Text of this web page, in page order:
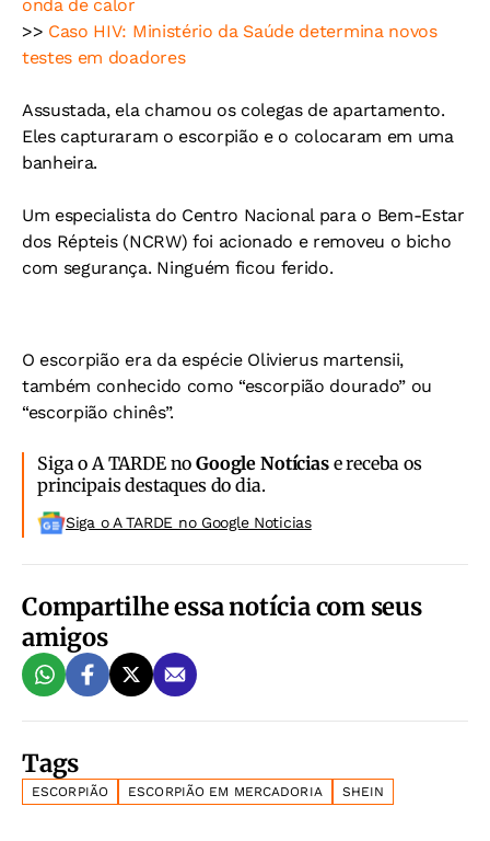
onda de calor
>> Caso HIV: Ministério da Saúde determina novos
testes em doadores
Assustada, ela chamou os colegas de apartamento.
Eles capturaram o escorpião e o colocaram em uma
banheira.
Um especialista do Centro Nacional para o Bem-Estar
dos Répteis (NCRW) foi acionado e removeu o bicho
com segurança. Ninguém ficou ferido.
O escorpião era da espécie Olivierus martensii,
também conhecido como “escorpião dourado” ou
“escorpião chinês”.
Siga o A TARDE noGoogle Notíciase receba os
principais destaques do dia.
Siga o A TARDE no Google Noticias
Compartilhe essa notícia com seus
amigos
Tags
ESCORPIÃO ESCORPIÃO EM MERCADORIA SHEIN